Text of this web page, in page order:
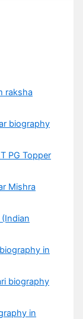
raksha
biography
PG Topper
Mishra
biography in
biography
in